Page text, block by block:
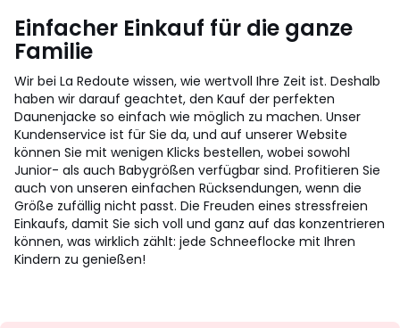
Einfacher Einkauf für die ganze
Familie
Wir bei La Redoute wissen, wie wertvoll Ihre Zeit ist. Deshalb
haben wir darauf geachtet, den Kauf der perfekten
Daunenjacke so einfach wie möglich zu machen. Unser
Kundenservice ist für Sie da, und auf unserer Website
können Sie mit wenigen Klicks bestellen, wobei sowohl
Junior- als auch Babygrößen verfügbar sind. Profitieren Sie
auch von unseren einfachen Rücksendungen, wenn die
Größe zufällig nicht passt. Die Freuden eines stressfreien
Einkaufs, damit Sie sich voll und ganz auf das konzentrieren
können, was wirklich zählt: jede Schneeflocke mit Ihren
Kindern zu genießen!